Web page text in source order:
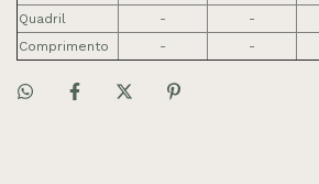
Quadril
- -
Comprimento
- -